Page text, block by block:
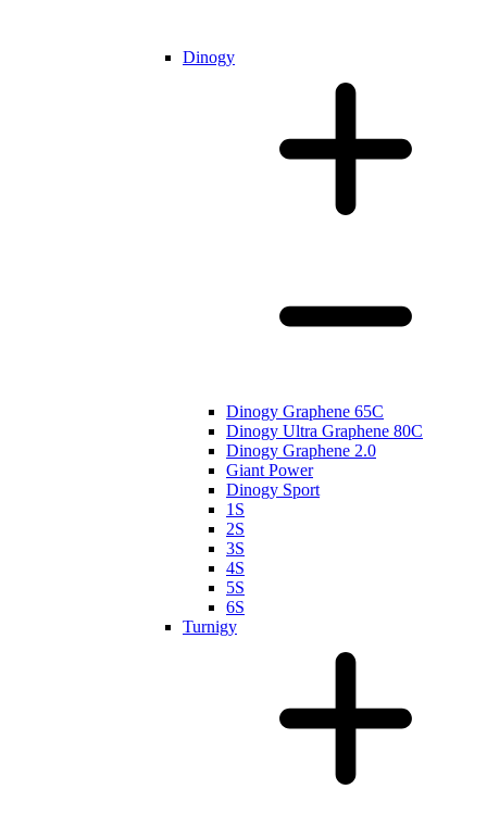
Dinogy
Dinogy Graphene 65C
Dinogy Ultra Graphene 80C
Dinogy Graphene 2.0
Giant Power
Dinogy Sport
1S
2S
3S
4S
5S
6S
Turnigy